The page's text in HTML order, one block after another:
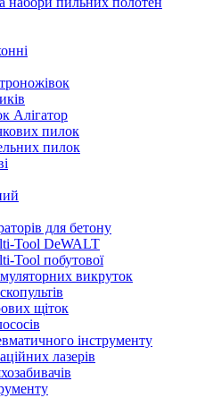
Алігатор
пилок
пилок
для бетону
Tool DeWALT
Tool побутової
викруток
щіток
інструменту
лазерів